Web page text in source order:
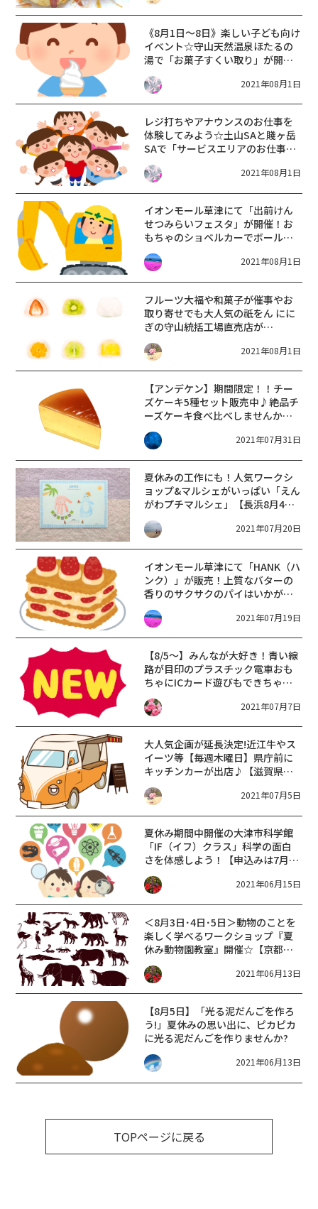
《8月1日〜8日》楽しい子ども向け
イベント☆守山天然温泉ほたるの
湯で「お菓子すくい取り」が開
催！8月18日までミニソフトクリー
ムも100円☆
2021年08月1日
レジ打ちやアナウンスのお仕事を
体験してみよう☆土山SAと賤ヶ岳
SAで「サービスエリアのお仕事体
験」が開催！小学生対象・事前予
約制☆
2021年08月1日
イオンモール草津にて「出前けん
せつみらいフェスタ」が開催！お
もちゃのショベルカーでボールす
くいなどの体験型イベント♪【8月
5日】
2021年08月1日
フルーツ大福や和菓子が催事やお
取り寄せでも大人気の祇をん にに
ぎの守山統括工場直売店が
OPEN
り
2021年08月1日
【アンデケン】期間限定！！チー
ズケーキ5種セット販売中♪絶品チ
ーズケーキ食べ比べしませんか？
＜～8/9＞
2021年07月31日
夏休みの工作にも！人気ワークシ
ョップ&マルシェがいっぱい「えん
がわプチマルシェ」【長浜8月4日
～7日】
2021年07月20日
イオンモール草津にて「HANK（ハ
ンク）」が販売！上質なバターの
香りのサクサクのパイはいかがで
すか♪【8月4日〜15日】
2021年07月19日
【8/5～】みんなが大好き！青い線
路が目印のプラスチック電車おも
ちゃにICカード遊びもできちゃう
大きな新幹線型の駅が登場！
2021年07月7日
大人気企画が延長決定!近江牛やス
イーツ等【毎週木曜日】県庁前に
キッチンカーが出店♪【滋賀県キ
ッチンカー事業者等応援プロジェ
クト】
2021年07月5日
夏休み期間中開催の大津市科学館
「IF（イフ）クラス」科学の面白
さを体感しよう！【申込みは7月5
日消印有効】
2021年06月15日
＜8月3日･4日･5日＞動物のことを
楽しく学べるワークショップ『夏
休み動物園教室』開催☆【京都市
動物園】
2021年06月13日
【8月5日】「光る泥だんごを作ろ
う!」夏休みの思い出に、ピカピカ
に光る泥だんごを作りませんか?
2021年06月13日
TOPページに戻る